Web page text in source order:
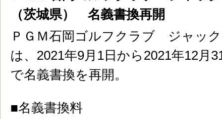
（茨城県） 名義書換再開
ＰＧＭ石岡ゴルフクラブ ジャッ
は、2021年9月1日から2021年12月
で名義書換を再開。
■名義書換料